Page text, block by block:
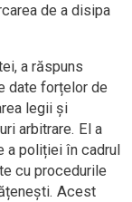
de a disipa
a răspuns
date forțelor de
legii și
arbitrare. El a
a poliției în cadrul
cu procedurile
Acest